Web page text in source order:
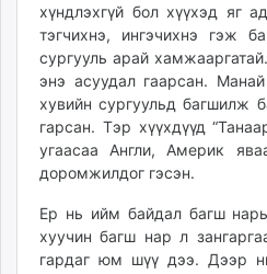
хүндлэхгүй бол хүүхэд яг
тэгчихнэ, ингэчихнэ гэж
сургууль арай
энэ асуудал гаарсан.
хувийн сургуульд багшилж
гарсан. Тэр хүүхдүүд
угаасаа Англи, Америк
доромжилдог гэсэн.
Ер нь ийм байдал багш
хуучин багш нар л
гардаг юм шүү дээ. Дээр